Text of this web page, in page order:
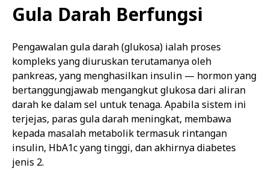
Gula Darah Berfungsi
Pengawalan gula darah (glukosa) ialah proses
kompleks yang diuruskan terutamanya oleh
pankreas, yang menghasilkan insulin — hormon yang
bertanggungjawab mengangkut glukosa dari aliran
darah ke dalam sel untuk tenaga. Apabila sistem ini
terjejas, paras gula darah meningkat, membawa
kepada masalah metabolik termasuk rintangan
insulin, HbA1c yang tinggi, dan akhirnya diabetes
jenis 2.